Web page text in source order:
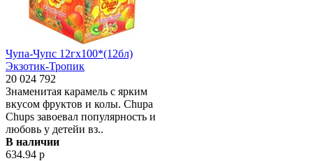
Чупа-Чупс 12гх100*(12бл)
Экзотик-Тропик
20 024 792
Знаменитая карамель с ярким
вкусом фруктов и колы. Chupa
Chups завоевал популярность и
любовь у детейи вз..
В наличии
634.94 р